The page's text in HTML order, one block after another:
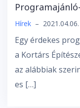
Hírek – 2021.04.06.
Egy érdekes
a Kortárs
az alábbiak
es […]